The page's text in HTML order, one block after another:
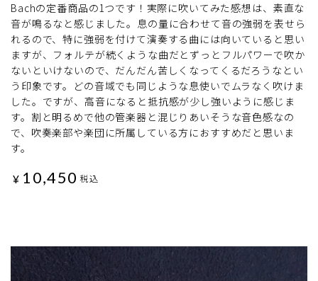
Bachの定番商品の1つです！実際に吹いてみた感想は、素直な
音が鳴るなと感じました。息の量に合わせて音の強弱を表せら
れるので、特に強弱を付けて演奏する曲には向いていると思い
ますが、フォルテが続くような曲だとずっとフルパワーで吹か
ないといけないので、だんだん苦しくなってくるだろうなとい
う印象です。どの音域でも同じような息使いでムラなく吹けま
した。ですが、高音になると抵抗感が少し強いように感じま
す。割と明るめで他の管楽器と混じりあいそうな音色感なの
で、吹奏楽部や楽団に所属している方におすすめだと思いま
す。
¥ 10,450 税込